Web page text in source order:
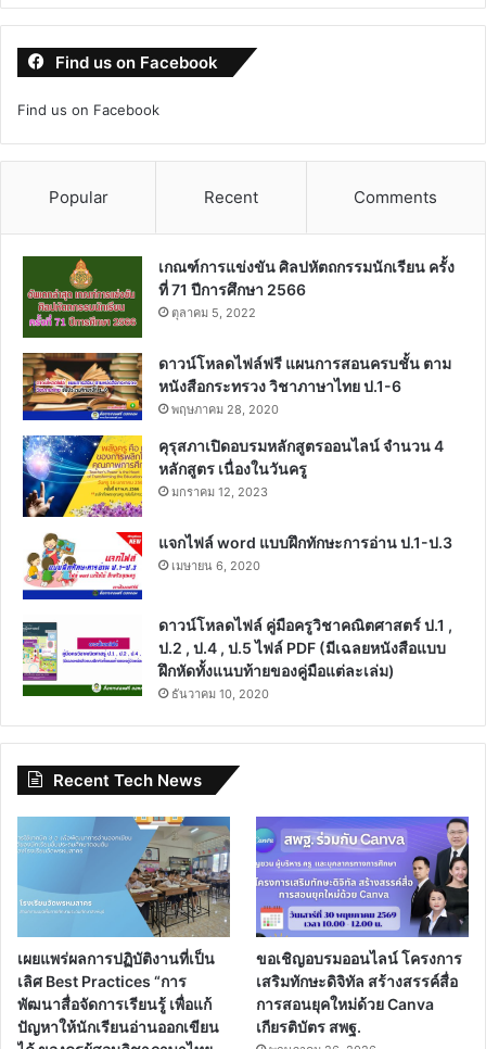
Find us on Facebook
Find us on Facebook
Popular Recent Comments
เกณฑ์การแข่งขัน ศิลปหัตถกรรมนักเรียน ครั้ง
ที่ 71 ปีการศึกษา 2566
ตุลาคม 5, 2022
ดาวน์โหลดไฟล์ฟรี แผนการสอนครบชั้น ตาม
หนังสือกระทรวง วิชาภาษาไทย ป.1-6
พฤษภาคม 28, 2020
คุรุสภาเปิดอบรมหลักสูตรออนไลน์ จำนวน 4
หลักสูตร เนื่องในวันครู
มกราคม 12, 2023
แจกไฟล์ word แบบฝึกทักษะการอ่าน ป.1-ป.3
เมษายน 6, 2020
ดาวน์โหลดไฟล์ คู่มือครูวิชาคณิตศาสตร์ ป.1 ,
ป.2 , ป.4 , ป.5 ไฟล์ PDF (มีเฉลยหนังสือแบบ
ฝึกหัดทั้งแนบท้ายของคู่มือแต่ละเล่ม)
ธันวาคม 10, 2020
Recent Tech News
เผยแพร่ผลการปฏิบัติงานที่เป็น
เลิศ Best Practices “การ
พัฒนาสื่อจัดการเรียนรู้ เพื่อแก้
ปัญหาให้นักเรียนอ่านออกเขียน
ขอเชิญอบรมออนไลน์ โครงการ
เสริมทักษะดิจิทัล สร้างสรรค์สื่อ
การสอนยุคใหม่ด้วย Canva
เกียรติบัตร สพฐ.